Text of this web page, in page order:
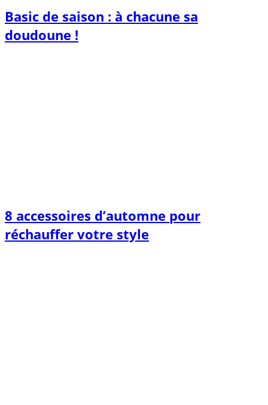
Basic de saison : à chacune sa
doudoune !
8 accessoires d’automne pour
réchauffer votre style